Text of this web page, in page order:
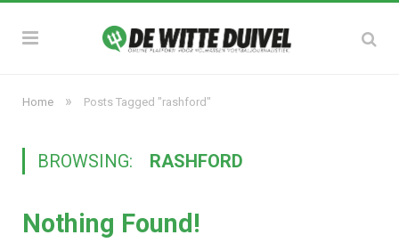
Home » Posts Tagged "rashford"
BROWSING: RASHFORD
Nothing Found!